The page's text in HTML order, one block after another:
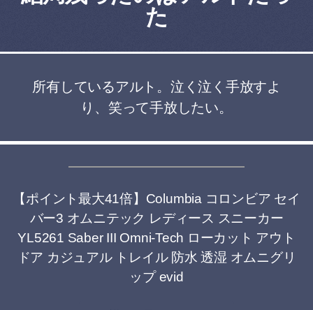
た
所有しているアルト。泣く泣く手放すよ
り、笑って手放したい。
【ポイント最大41倍】Columbia コロンビア セイ
バー3 オムニテック レディース スニーカー
YL5261 Saber III Omni-Tech ローカット アウト
ドア カジュアル トレイル 防水 透湿 オムニグリ
ップ evid